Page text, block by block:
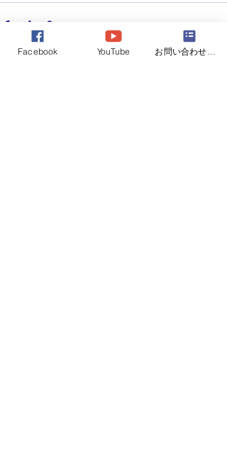
Facebook YouTube